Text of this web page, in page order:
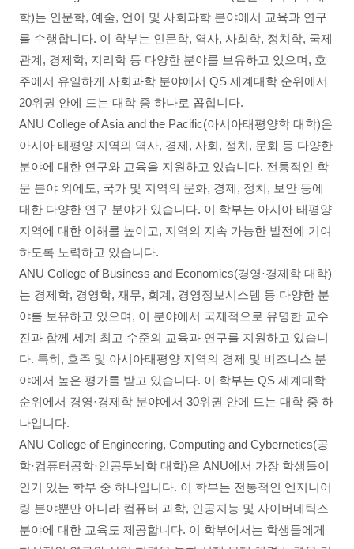
학)는 인문학, 예술, 언어 및 사회과학 분야에서 교육과 연구
를 수행합니다. 이 학부는 인문학, 역사, 사회학, 정치학, 국제
관계, 경제학, 지리학 등 다양한 분야를 보유하고 있으며, 호
주에서 유일하게 사회과학 분야에서 QS 세계대학 순위에서
20위권 안에 드는 대학 중 하나로 꼽힙니다.
ANU College of Asia and the Pacific(아시아태평양학 대학)은
아시아 태평양 지역의 역사, 경제, 사회, 정치, 문화 등 다양한
분야에 대한 연구와 교육을 지원하고 있습니다. 전통적인 학
문 분야 외에도, 국가 및 지역의 문화, 경제, 정치, 보안 등에
대한 다양한 연구 분야가 있습니다. 이 학부는 아시아 태평양
지역에 대한 이해를 높이고, 지역의 지속 가능한 발전에 기여
하도록 노력하고 있습니다.
ANU College of Business and Economics(경영·경제학 대학)
는 경제학, 경영학, 재무, 회계, 경영정보시스템 등 다양한 분
야를 보유하고 있으며, 이 분야에서 국제적으로 유명한 교수
진과 함께 세계 최고 수준의 교육과 연구를 지원하고 있습니
다. 특히, 호주 및 아시아태평양 지역의 경제 및 비즈니스 분
야에서 높은 평가를 받고 있습니다. 이 학부는 QS 세계대학
순위에서 경영·경제학 분야에서 30위권 안에 드는 대학 중 하
나입니다.
ANU College of Engineering, Computing and Cybernetics(공
학·컴퓨터공학·인공두뇌학 대학)은 ANU에서 가장 학생들이
인기 있는 학부 중 하나입니다. 이 학부는 전통적인 엔지니어
링 분야뿐만 아니라 컴퓨터 과학, 인공지능 및 사이버네틱스
분야에 대한 교육도 제공합니다. 이 학부에서는 학생들에게